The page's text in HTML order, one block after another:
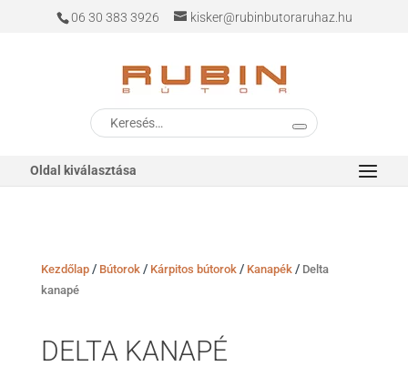
06 30 383 3926 kisker@rubinbutoraruhaz.hu
Keresés
a
Oldal kiválasztása
Kezdőlap/ Bútorok/ Kárpitos bútorok/ Kanapék/ Delta
kanapé
DELTA KANAPÉ